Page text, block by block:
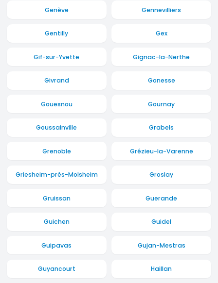
Genève Gennevilliers
Gentilly Gex
Gif-sur-Yvette Gignac-la-Nerthe
Givrand Gonesse
Gouesnou Gournay
Goussainville Grabels
Grenoble Grézieu-la-Varenne
Griesheim-près-Molsheim Groslay
Gruissan Guerande
Guichen Guidel
Guipavas Gujan-Mestras
Guyancourt Haillan